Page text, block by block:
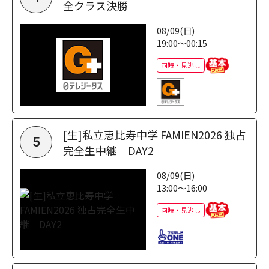
全クラス決勝
08/09(日)
19:00～00:15
同時・見逃し
5
[生]私立恵比寿中学 FAMIEN2026 独占
完全生中継 DAY2
08/09(日)
13:00～16:00
同時・見逃し